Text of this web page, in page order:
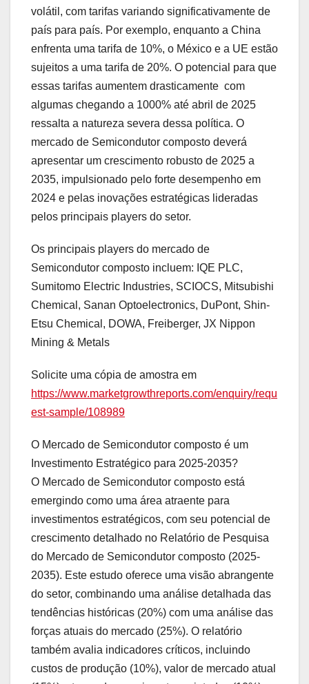
volátil, com tarifas variando significativamente de
país para país. Por exemplo, enquanto a China
enfrenta uma tarifa de 10%, o México e a UE estão
sujeitos a uma tarifa de 20%. O potencial para que
essas tarifas aumentem drasticamente  com
algumas chegando a 1000% até abril de 2025 
ressalta a natureza severa dessa política. O
mercado de Semicondutor composto deverá
apresentar um crescimento robusto de 2025 a
2035, impulsionado pelo forte desempenho em
2024 e pelas inovações estratégicas lideradas
pelos principais players do setor.
Os principais players do mercado de
Semicondutor composto incluem: IQE PLC,
Sumitomo Electric Industries, SCIOCS, Mitsubishi
Chemical, Sanan Optoelectronics, DuPont, Shin-
Etsu Chemical, DOWA, Freiberger, JX Nippon
Mining & Metals
Solicite uma cópia de amostra em
https://www.marketgrowthreports.com/enquiry/requ
est-sample/108989
O Mercado de Semicondutor composto é um
Investimento Estratégico para 2025-2035?
O Mercado de Semicondutor composto está
emergindo como uma área atraente para
investimentos estratégicos, com seu potencial de
crescimento detalhado no Relatório de Pesquisa
do Mercado de Semicondutor composto (2025-
2035). Este estudo oferece uma visão abrangente
do setor, combinando uma análise detalhada das
tendências históricas (20%) com uma análise das
forças atuais do mercado (25%). O relatório
também avalia indicadores críticos, incluindo
custos de produção (10%), valor de mercado atual